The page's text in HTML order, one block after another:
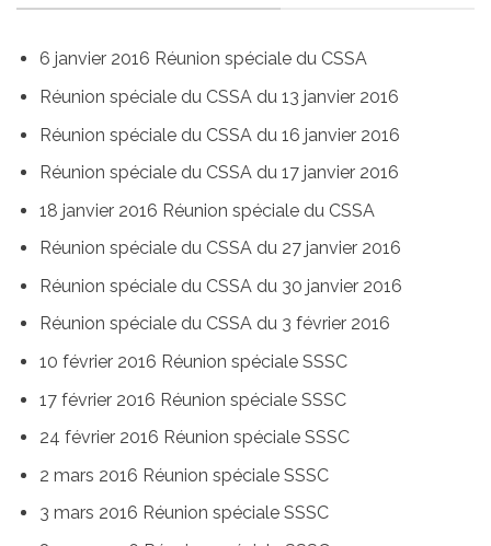
6 janvier 2016 Réunion spéciale du CSSA
Réunion spéciale du CSSA du 13 janvier 2016
Réunion spéciale du CSSA du 16 janvier 2016
Réunion spéciale du CSSA du 17 janvier 2016
18 janvier 2016 Réunion spéciale du CSSA
Réunion spéciale du CSSA du 27 janvier 2016
Réunion spéciale du CSSA du 30 janvier 2016
Réunion spéciale du CSSA du 3 février 2016
10 février 2016 Réunion spéciale SSSC
17 février 2016 Réunion spéciale SSSC
24 février 2016 Réunion spéciale SSSC
2 mars 2016 Réunion spéciale SSSC
3 mars 2016 Réunion spéciale SSSC